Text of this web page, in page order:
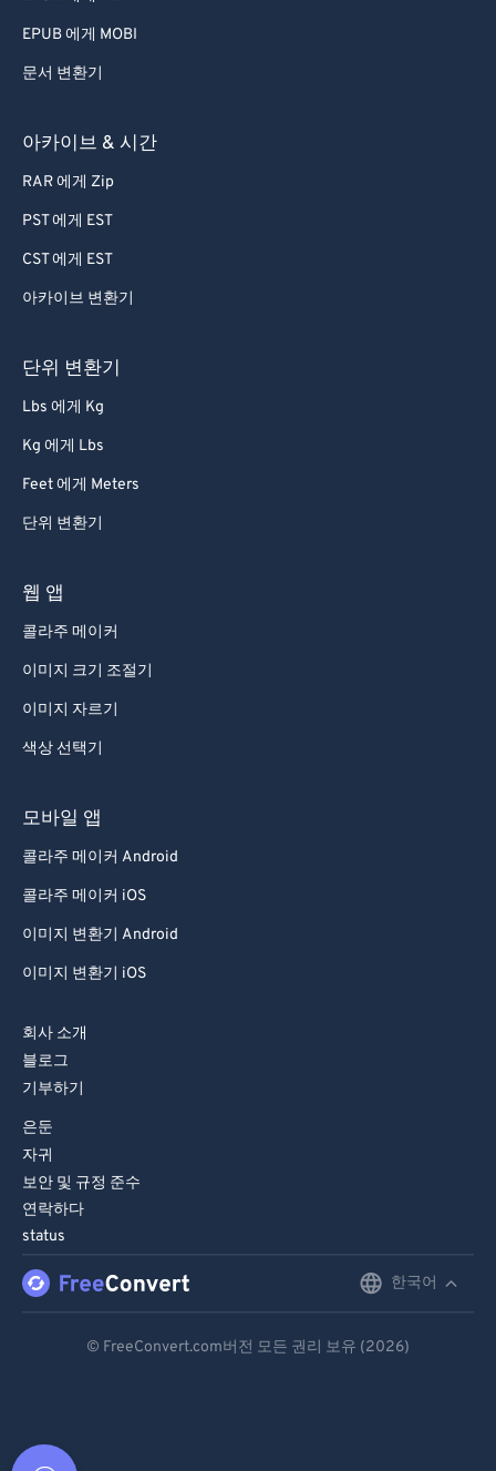
EPUB 에게 MOBI
문서 변환기
아카이브 & 시간
RAR 에게 Zip
PST 에게 EST
CST 에게 EST
아카이브 변환기
단위 변환기
Lbs 에게 Kg
Kg 에게 Lbs
Feet 에게 Meters
단위 변환기
웹 앱
콜라주 메이커
이미지 크기 조절기
이미지 자르기
색상 선택기
모바일 앱
콜라주 메이커 Android
콜라주 메이커 iOS
이미지 변환기 Android
이미지 변환기 iOS
회사 소개
블로그
기부하기
은둔
자귀
보안 및 규정 준수
연락하다
status
한국어
© FreeConvert.com버전 모든 권리 보유 (2026)